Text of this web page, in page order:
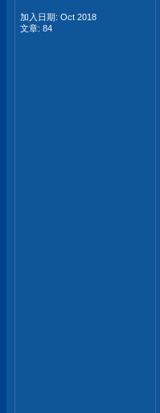
加入日期: Oct 2018
文章: 84